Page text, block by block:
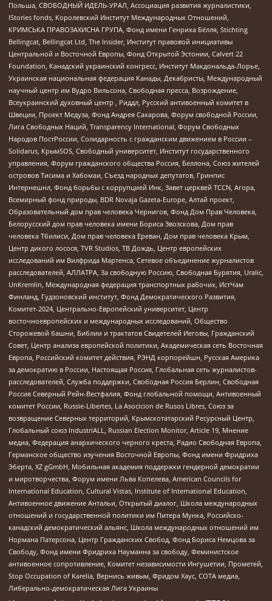
Польша, СВОБОДНЫЙ ИДЕЛЬ-УРАЛ, Ассоциация развития журналистики,
IStories fonds, Королевский Институт Международных Отношений,
КРИМСЬКА ПРАВОЗАХИСНА ГРУПА, Фонд имени Генриха Бёлля, Stichting
Bellingcat, Bellingcat Ltd, The Insider, Институт правовой инициативы
Центральной и Восточной Европы, Фонд Открытой Эстонии, Calvert 22
Foundation, Канадский украинский конгресс, Институт Макдональда-Лорье,
Украинская национальная федерация Канады, Декабристы, Международный
научный центр им Вудро Вильсона, Свободная пресса, Возрождение,
Всеукраинский духовный центр , Риддл, Русский антивоенный комитет в
Швеции, Проект Медуза, Фонд Андрея Сахарова, Форум свободной России,
Лига Свободных Наций, Transparеncy International, Форум Свободных
Народов ПостРоссии, Солидарность с гражданским движением в России –
Solidarus, КрымSOS, Свободный университет, Институт государственного
управления, Форум гражданского общества Россия, Беллона, Союз жителей
островов Тисима и Хабомаи, Съезд народных депутатов, Гринпис
Интернешнл, Фонд борьбы с коррупцией Инк, Завет церквей TCCN, Агора,
Всемирный фонд природы, BDR Novaja Gazeta-Europe, Алтай проект,
Образовательный дом прав человека Чернигов, Фонд Дом Прав Человека,
Белорусский дом прав человека имени Бориса Звозскова, Дом прав
человека Тбилиси, Дом прав человека Ереван, Дом прав человека Крым,
Центр дикого лосося, TVR Studios, ТВ Дождь, Центр европейских
исследований им Вилфрида Мартенса, Сетевое объединение журналистов
расследователей, АЛЛАТРА, За свободную Россию, Свободная Бурятия, Uralic,
UnKremlin, Международная федерация транспортных рабочих, ИстЧам
Финланд, Гудзоновский институт, Фонд Демократического Развития,
Комитет-2024, Центрально-Европейский университет, Центр
восточноевропейских и международных исследований, Общество
Сторожевой башни, Библии и трактатов Свидетелей Иеговы, Гражданский
Совет, Центр анализа европейской политики, Академическая сеть Восточная
Европа, Российский комитет действия, РЭНД корпорейшн, Русская Америка
за демократию в России, Настоящая Россия, Глобальная сеть журналистов-
расследователей, Служба поддержки, Свободная Россия Берлин, Свободная
Россия Северный Рейн-Вестфалия, Фонд глобальной помощи, Антивоенный
комитет России, Russie-Libertes, La Asocicion de Rusos Libres, Союз за
возвращение Северных территорий, Крымскотатарский Ресурсный Центр,
Глобальный союз IndustriALL, Russian Election Monitor, Article 19, Мнение
медиа, Федерация анархического черного креста, Радио Свободная Европа,
Германское общество изучения Восточной Европы, Фонд имени Фридриха
Эберта, XZ gGmbH, Мобильная академия поддержки гендерной демократии
и миротворчества, Форум имени Льва Копелева, American Councils for
International Education, Cultural Vistas, Institute of International Education,
Антивоенное движение Антальи, Открытый диалог, Школа международных
отношений и государственной политики им Питера Мунка, Российско-
канадский демократический альянс, Школа международных отношений им
Нормана Патерсона, Центр Гражданских Свобод, Фонд Бориса Немцова за
Свободу, Фонд имени Фридриха Науманна за свободу, Феминистское
антивоенное сопротивление, Комитет независимости Ингушетии, Прометей,
Stop Occupation of Karelia, Вернись живым, Фридом Хаус, СОТА медиа,
Либерально-демократическая Лига Украины